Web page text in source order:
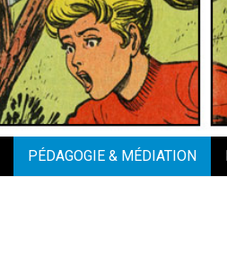
PÉDAGOGIE & MÉDIATION